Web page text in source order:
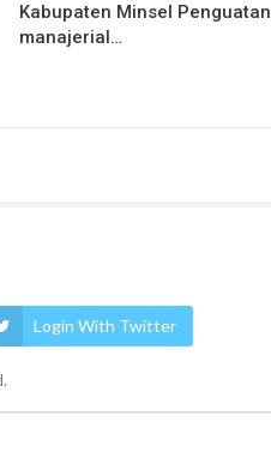
Kabupaten Minsel Penguatan
manajerial…
Login With Twitter